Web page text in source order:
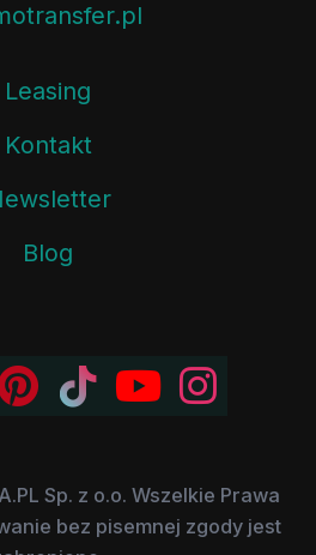
Leasing
Kontakt
Blog
Sp. z o.o. Wszelkie Prawa
bez pisemnej zgody jest